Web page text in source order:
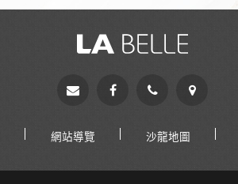
網站導覽 沙龍地圖